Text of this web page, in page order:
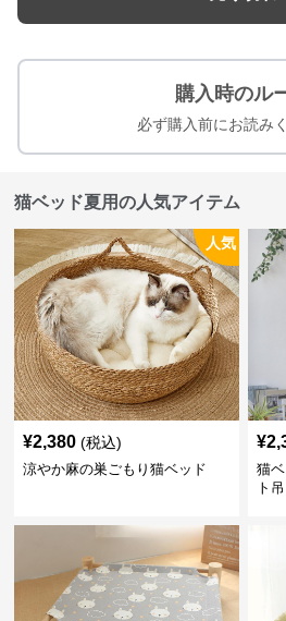
購入時のル
必ず購入前にお読み
猫ベッド夏用の人気アイテム
人気
¥2,380 (税込)
涼やか麻の巣ごもり猫ベッド
¥
猫
ト